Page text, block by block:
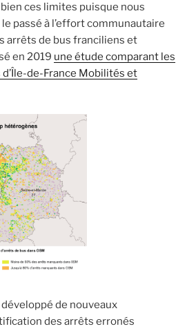
ces limites puisque nous
passé à l’effort communautaire
arrêts de bus franciliens et
en 2019 une étude comparant les
de-France Mobilités et
de nouveaux
des arrêts erronés